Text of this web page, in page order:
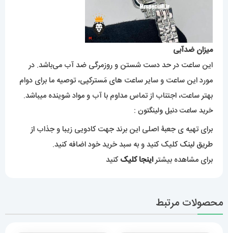
میزان ضدآبی
این ساعت در حد دست شستن و روزمرگی ضد آب می‌باشد. در
مورد این ساعت و سایر ساعت های مَسترکپی، توصیه ما برای دوام
بهتر ساعت، اجتناب از تماس مداوم با آب و مواد شوینده میباشد.
خرید ساعت دنیل ولینگتون :
برای تهیه ی جعبۀ اصلی این برند جهت کادویی زیبا و جذاب از
طریق لینککلیک کنید و به سبد خرید خود اضافه کنید.
برای مشاهده بیشتراینجا کلیک کنید
محصولات مرتبط